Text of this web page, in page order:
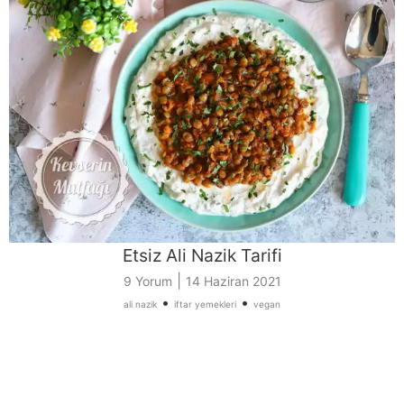
Etsiz Ali Nazik Tarifi
9 Yorum 14 Haziran 2021
ali nazik • iftar yemekleri • vegan